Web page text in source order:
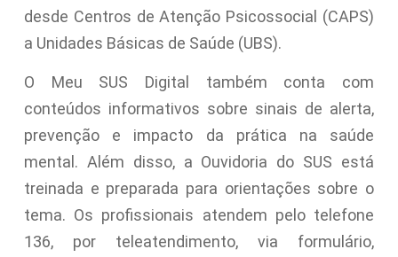
desde Centros de Atenção Psicossocial (CAPS)
a Unidades Básicas de Saúde (UBS).
O Meu SUS Digital também conta com
conteúdos informativos sobre sinais de alerta,
prevenção e impacto da prática na saúde
mental. Além disso, a Ouvidoria do SUS está
treinada e preparada para orientações sobre o
tema. Os profissionais atendem pelo telefone
136, por teleatendimento, via formulário,